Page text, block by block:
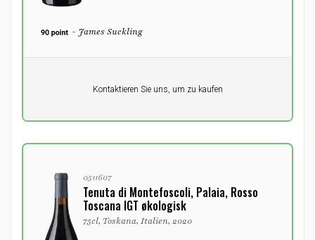
- James Suckling
Kontaktieren Sie uns, um zu kaufen
0511607
Tenuta di Montefoscoli, Palaia, Rosso
Toscana IGT økologisk
75cl, Toskana, Italien, 2020